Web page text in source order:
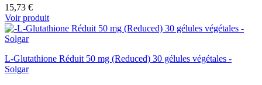
15,73 €
Voir produit
L-Glutathione Réduit 50 mg (Reduced) 30 gélules végétales -
Solgar